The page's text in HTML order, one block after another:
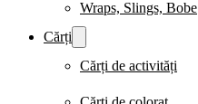
Wraps, Slings, Bobe
Cărți
Cărți de activități